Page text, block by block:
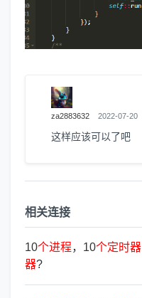
za2883632 2022-07-20
这样应该可以了吧
相关连接
10个进程，10个定时器
器?